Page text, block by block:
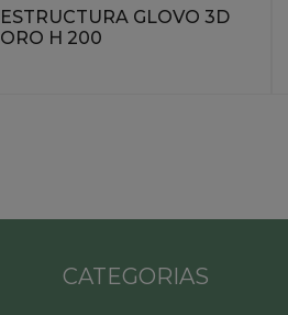
ESTRUCTURA GLOVO 3D
ORO H 200
CATEGORIAS